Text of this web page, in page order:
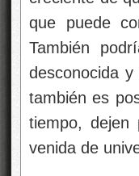
que puede
También
desconocida
también es
tiempo, dejen
venida de